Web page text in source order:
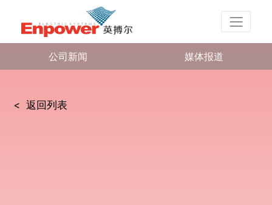
公司新闻 媒体报道
< 返回列表